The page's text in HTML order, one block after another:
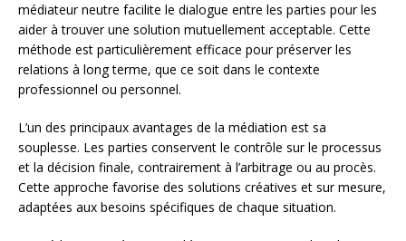
médiateur neutre facilite le dialogue entre les parties pour les
aider à trouver une solution mutuellement acceptable. Cette
méthode est particulièrement efficace pour préserver les
relations à long terme, que ce soit dans le contexte
professionnel ou personnel.
L’un des principaux avantages de la médiation est sa
souplesse. Les parties conservent le contrôle sur le processus
et la décision finale, contrairement à l’arbitrage ou au procès.
Cette approche favorise des solutions créatives et sur mesure,
adaptées aux besoins spécifiques de chaque situation.